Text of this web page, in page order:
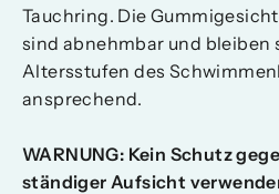
Tauchring. Die
sind abnehmbar und bleiben
Altersstufen des
ansprechend.
WARNUNG: Kein Schutz
ständiger Aufsicht